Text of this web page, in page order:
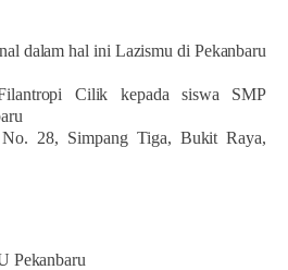
dalam hal ini Lazismu di Pekanbaru
Cilik kepada siswa SMP
28, Simpang Tiga, Bukit Raya,
Pekanbaru